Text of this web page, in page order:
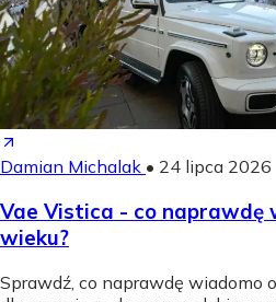
Damian Michalak • 24 lipca 2026
Vae Vistica - co naprawdę
wieku?
Sprawdź, co naprawdę wiadomo